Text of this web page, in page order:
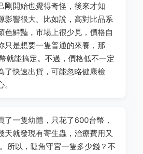
剛開始也覺得奇怪，後來才知
影響很大。比如說，高對比品系
色鮮豔，市場上很少見，價格自
只是想要一隻普通的來養，那
就能搞定。不過，價格低不一定
了快速出貨，可能忽略健康檢
了一隻幼體，只花了600台幣，
天就發現有寄生蟲，治療費用又
所以，睫角守宮一隻多少錢？不